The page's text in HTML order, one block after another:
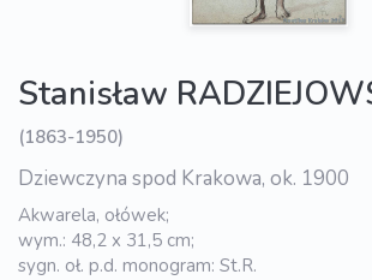
Stanisław
(1863-1950)
Dziewczyna spod Krakowa, ok. 1900
Akwarela, ołówek;
wym.: 48,2 x 31,5 cm;
sygn. oł. p.d. monogram: St.R.